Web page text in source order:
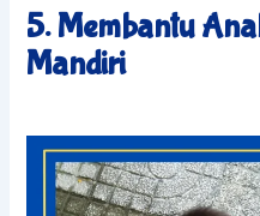
5. Membantu
Mandiri